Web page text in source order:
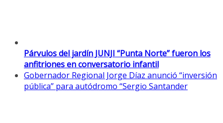
Párvulos del jardín JUNJI “Punta Norte” fueron los
anfitriones en conversatorio infantil
Gobernador Regional Jorge Díaz anunció “inversión
pública” para autódromo “Sergio Santander